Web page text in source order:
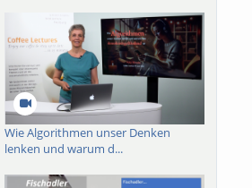
Wie Algorithmen unser Denken
lenken und warum d...